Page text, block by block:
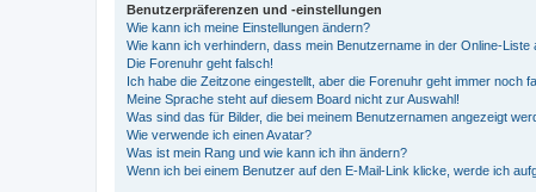
Benutzerpräferenzen und -einstellungen
Wie kann ich meine Einstellungen ändern?
Wie kann ich verhindern, dass mein Benutzername in der Online-Liste
Die Forenuhr geht falsch!
Ich habe die Zeitzone eingestellt, aber die Forenuhr geht immer noch
Meine Sprache steht auf diesem Board nicht zur Auswahl!
Was sind das für Bilder, die bei meinem Benutzernamen angezeigt
Wie verwende ich einen Avatar?
Was ist mein Rang und wie kann ich ihn ändern?
Wenn ich bei einem Benutzer auf den E-Mail-Link klicke, werde ich